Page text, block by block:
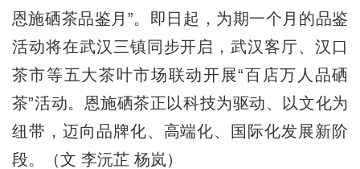
恩施硒茶品鉴月”。即日起，为期一个月的品鉴
活动将在武汉三镇同步开启，武汉客厅、汉口
茶市等五大茶叶市场联动开展“百店万人品硒
茶”活动。恩施硒茶正以科技为驱动、以文化为
纽带，迈向品牌化、高端化、国际化发展新阶
段。（文 李沅芷 杨岚）